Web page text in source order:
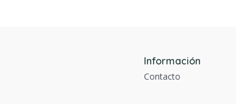
Información
Contacto